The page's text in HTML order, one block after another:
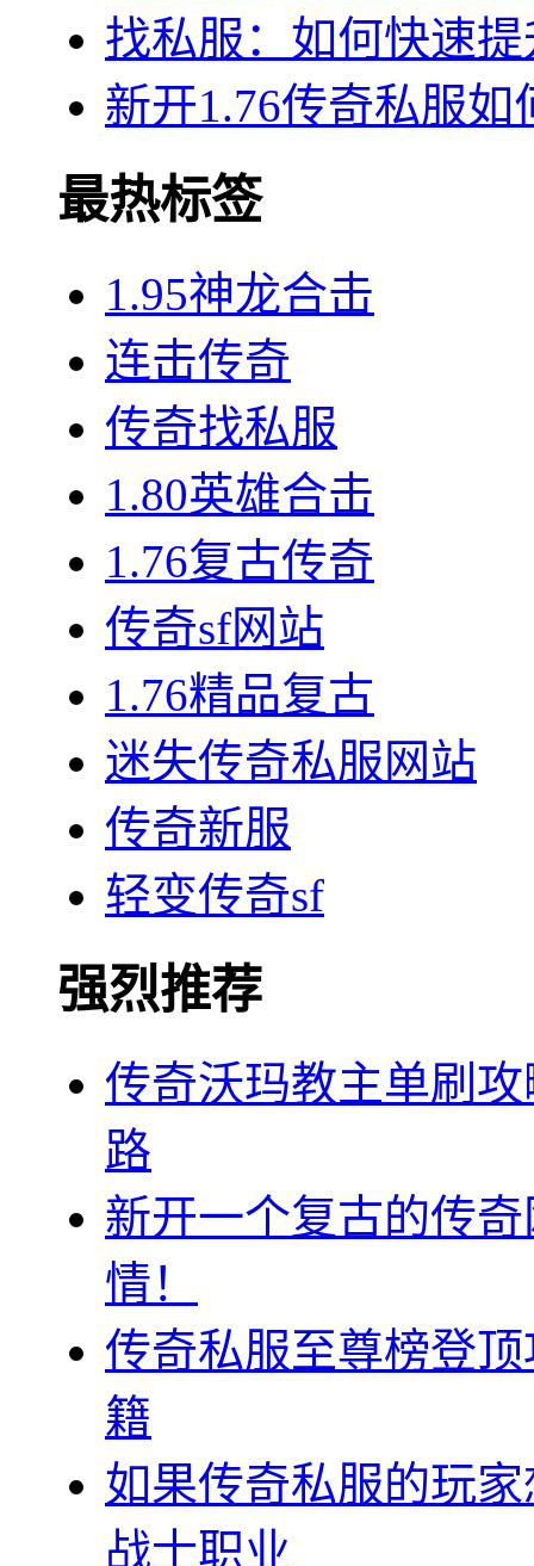
找私服：如何快速
新开1.76传奇私服如
最热标签
1.95神龙合击
连击传奇
传奇找私服
1.80英雄合击
1.76复古传奇
传奇sf网站
1.76精品复古
迷失传奇私服网站
传奇新服
轻变传奇sf
强烈推荐
传奇沃玛教主单刷
路
新开一个复古的传
情！
传奇私服至尊榜登
籍
如果传奇私服的玩
战士职业